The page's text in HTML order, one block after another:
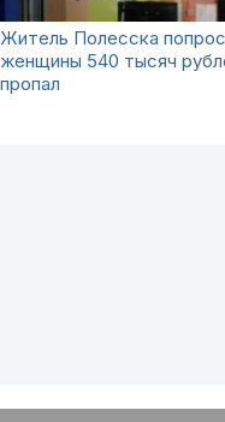
Житель Полесска
женщины 540 тысяч
пропал